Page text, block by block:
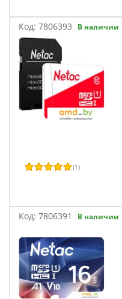
Код: 7806393 В наличии
(1)
Код: 7806391 В наличии